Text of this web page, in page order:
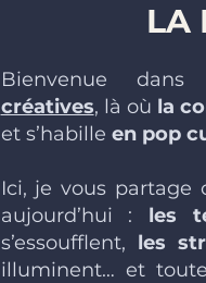
LA
Bienvenue
créatives, là où la
et s’habille en pop
Ici, je vous partage
aujourd’hui : les
s’essoufflent, les
illuminent… et